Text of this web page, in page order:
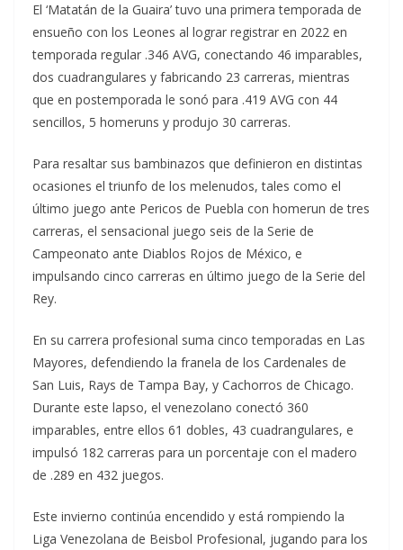
El ‘Matatán de la Guaira’ tuvo una primera temporada de
ensueño con los Leones al lograr registrar en 2022 en
temporada regular .346 AVG, conectando 46 imparables,
dos cuadrangulares y fabricando 23 carreras, mientras
que en postemporada le sonó para .419 AVG con 44
sencillos, 5 homeruns y produjo 30 carreras.
Para resaltar sus bambinazos que definieron en distintas
ocasiones el triunfo de los melenudos, tales como el
último juego ante Pericos de Puebla con homerun de tres
carreras, el sensacional juego seis de la Serie de
Campeonato ante Diablos Rojos de México, e
impulsando cinco carreras en último juego de la Serie del
Rey.
En su carrera profesional suma cinco temporadas en Las
Mayores, defendiendo la franela de los Cardenales de
San Luis, Rays de Tampa Bay, y Cachorros de Chicago.
Durante este lapso, el venezolano conectó 360
imparables, entre ellos 61 dobles, 43 cuadrangulares, e
impulsó 182 carreras para un porcentaje con el madero
de .289 en 432 juegos.
Este invierno continúa encendido y está rompiendo la
Liga Venezolana de Beisbol Profesional, jugando para los